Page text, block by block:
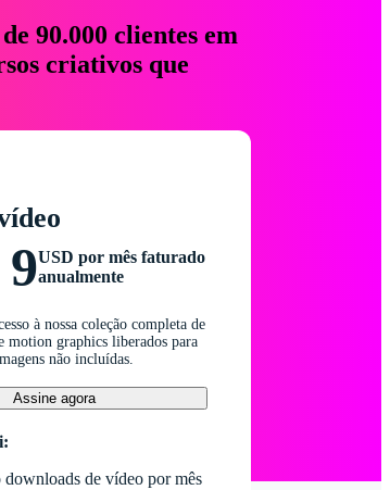
90.000 clientes em
criativos que
USD por mês faturado
anualmente
à nossa coleção completa de
motion graphics liberados para
não incluídas.
Assine agora
downloads de vídeo por mês